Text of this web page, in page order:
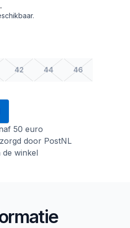
42 44 46
50 euro
door PostNL
winkel